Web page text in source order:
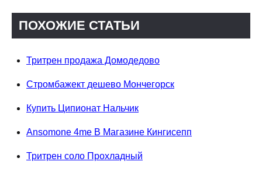
ПОХОЖИЕ СТАТЬИ
Тритрен продажа Домодедово
Стромбажект дешево Мончегорск
Купить Ципионат Нальчик
Ansomone 4me В Магазине Кингисепп
Тритрен соло Прохладный